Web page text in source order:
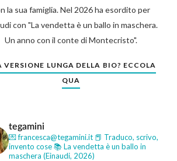
la sua famiglia. Nel 2026 ha esordito per
con "La vendetta è un ballo in maschera.
Un anno con il conte di Montecristo".
VERSIONE LUNGA DELLA BIO? ECCOLA
QUA
tegamini
💌 francesca@tegamini.it 📕 Traduco, scrivo,
invento cose📚 La vendetta è un ballo in
maschera (Einaudi, 2026)